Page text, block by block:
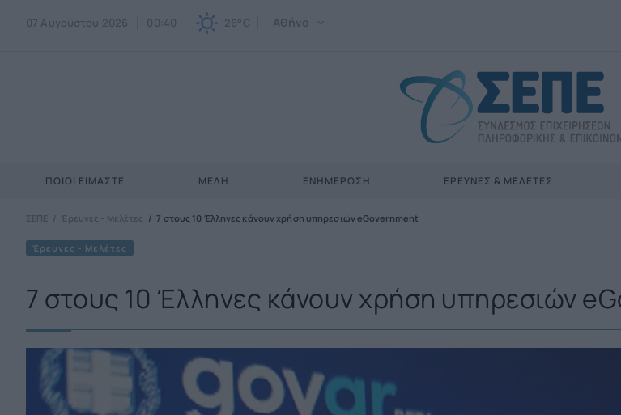
07 Αυγούστου 2026 00:40 26°C Αθήνα
ΠΟΙΟΙ ΕΊΜΑΣΤΕ ΜΈΛΗ ΕΝΗΜΕΡΩΣΗ ΈΡΕΥΝΕΣ & ΜΕΛΈΤΕΣ
ΣΕΠΕ Έρευνες - Μελέτες 7 στους 10 Έλληνες κάνουν χρήση υπηρεσιών eGovernment
Έρευνες - Μελέτες
7 στους 10 Έλληνες κάνουν χρήση υπηρεσιών